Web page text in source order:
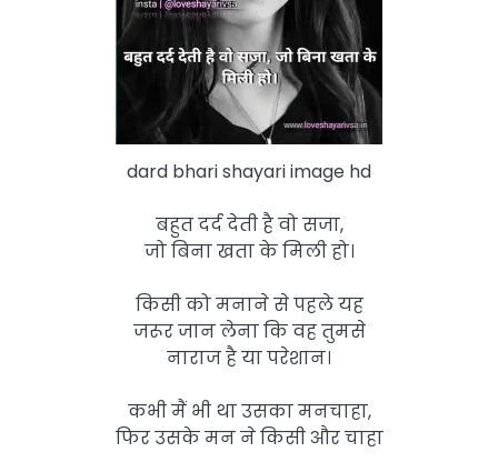
dard bhari shayari image hd
बहुत दर्द देती है वो सजा,
जो बिना खता के मिली हो।
किसी को मनाने से पहले यह
जरूर जान लेना कि वह तुमसे
नाराज है या परेशान।
कभी मैं भी था उसका मनचाहा,
फिर उसके मन ने किसी और चाहा